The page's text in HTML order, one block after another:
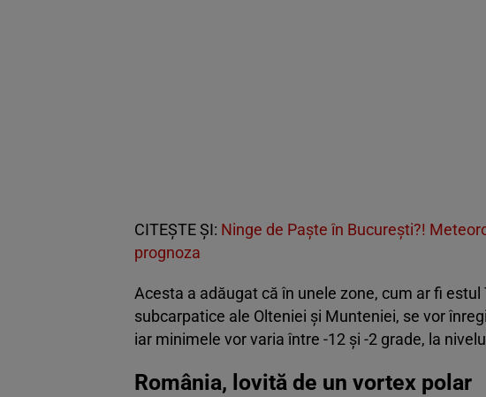
CITEȘTE ȘI: Ninge de Paște în București?!
prognoza
Acesta a adăugat că în unele zone, cum ar fi
subcarpatice ale Olteniei și Munteniei, se vor
iar minimele vor varia între -12 și -2 grade, la
România, lovită de un vortex polar